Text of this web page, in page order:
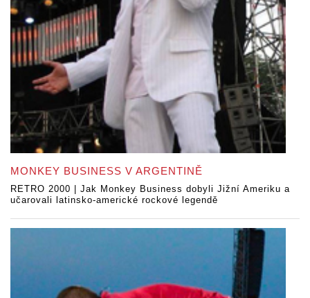
MONKEY BUSINESS V ARGENTINĚ
RETRO 2000 | Jak Monkey Business dobyli Jižní Ameriku a
učarovali latinsko-americké rockové legendě